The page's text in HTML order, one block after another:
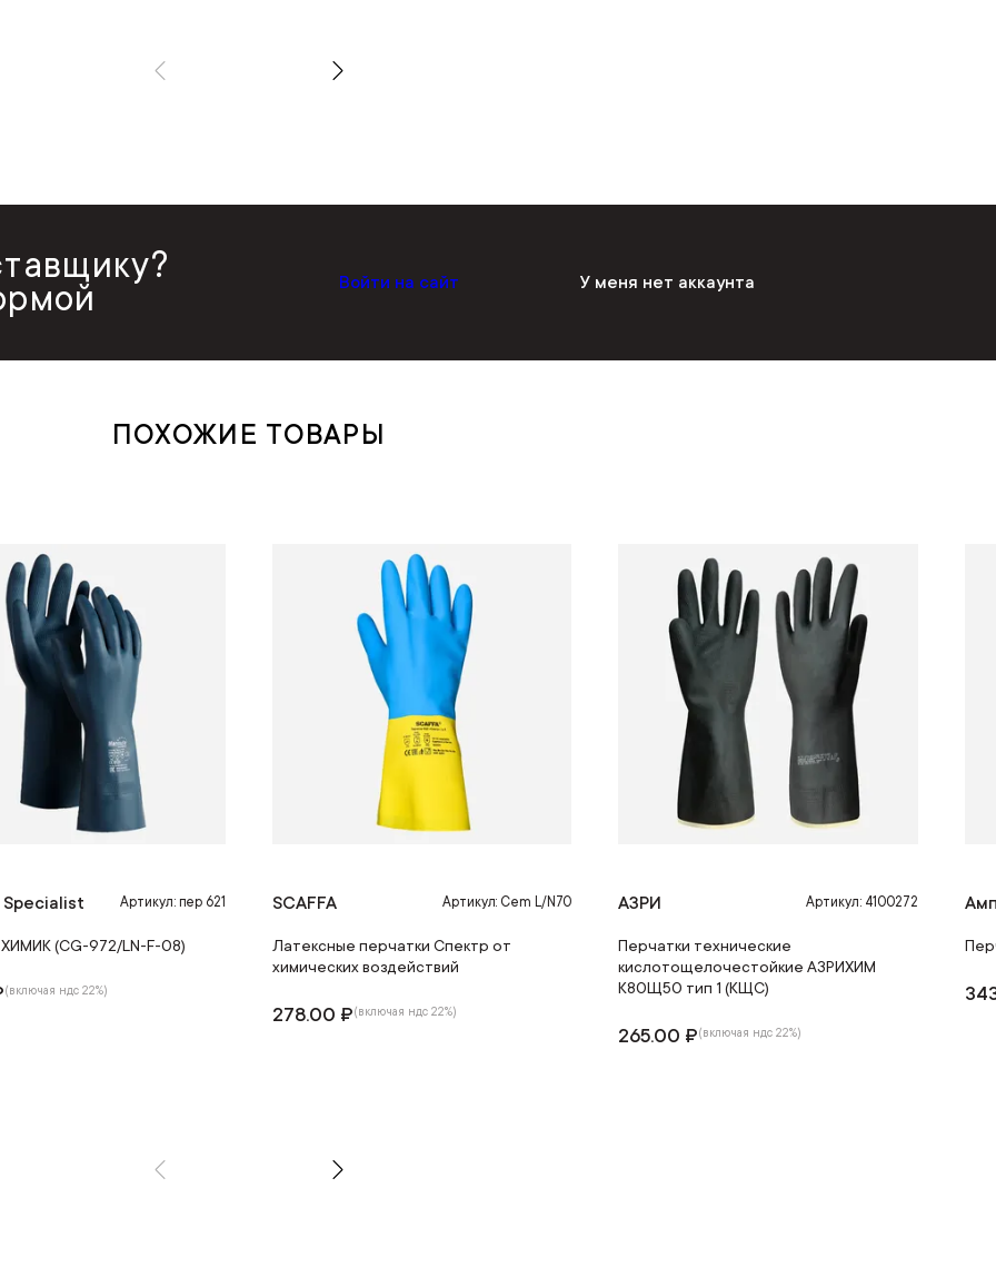
Войти на сайт У меня нет аккаунта
ПОХОЖИЕ ТОВАРЫ
Specialist Артикул: пер 621
(CG-972/LN-F-08)
(включая ндс 22%)
SCAFFA Артикул: Cem L/N70
Латексные перчатки Спектр от
химических воздействий
278.00 ₽(включая ндс 22%)
АЗРИ Артикул: 4100272
Перчатки технические
кислотощелочестойкие АЗРИХИМ
К80Щ50 тип 1 (КЩС)
265.00 ₽(включая ндс 22%)